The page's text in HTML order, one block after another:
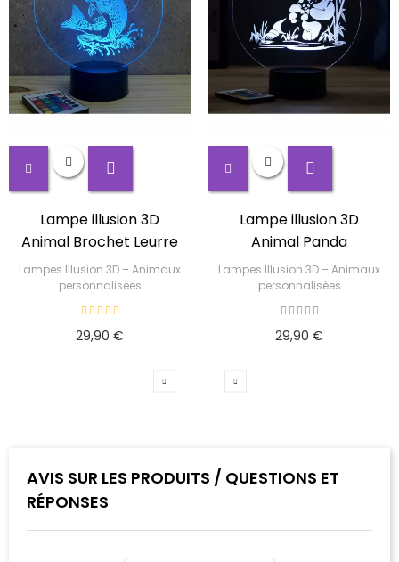
Lampe illusion 3D
Animal Brochet Leurre
Lampes Illusion 3D – Animaux
personnalisées
29,90 €
Lampe illusion 3D
Animal Panda
Lampes Illusion 3D – Animaux
personnalisées
29,90 €
AVIS SUR LES PRODUITS / QUESTIONS ET
RÉPONSES